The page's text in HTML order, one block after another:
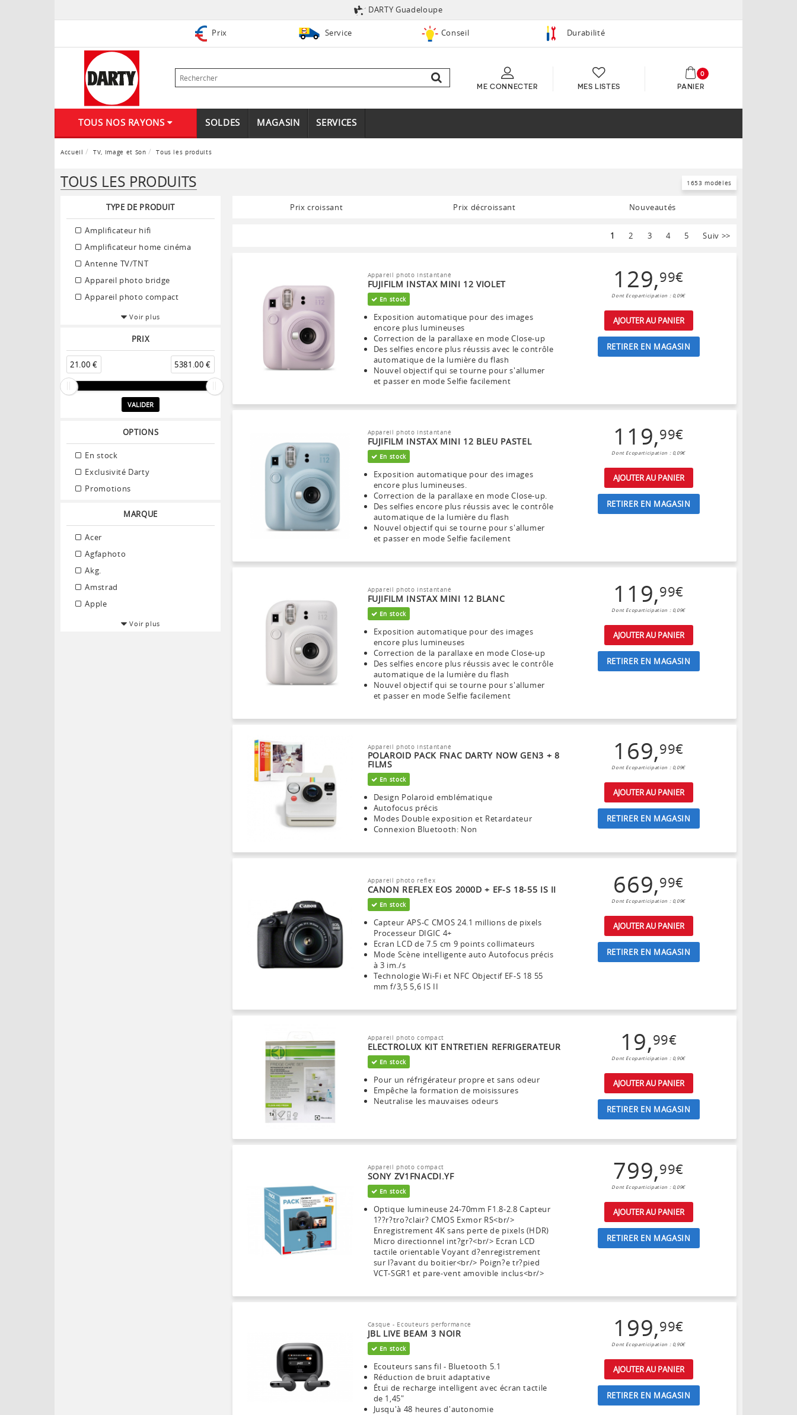
DARTY Guadeloupe
Prix Service Conseil Durabilité
ME CONNECTER MES LISTES PANIER
0
TOUS NOS RAYONS SOLDES MAGASIN SERVICES
Accueil TV, Image et Son Tous les produits
TOUS LES PRODUITS 1653 modèles
TYPE DE PRODUIT
Amplificateur hifi
Amplificateur home cinéma
Antenne TV/TNT
Appareil photo bridge
Appareil photo compact
Voir plus
PRIX
21.00 € 5381.00 €
VALIDER
OPTIONS
En stock
Exclusivité Darty
Promotions
MARQUE
Acer
Agfaphoto
Akg.
Amstrad
Apple
Voir plus
Prix croissant Prix décroissant Nouveautés
1 2 3 4 5 Suiv >>
Appareil photo instantané
FUJIFILM INSTAX MINI 12 VIOLET
En stock
Exposition automatique pour des images
encore plus lumineuses
Correction de la parallaxe en mode Close-up
Des selfies encore plus réussis avec le contrôle
automatique de la lumière du flash
Nouvel objectif qui se tourne pour s'allumer
et passer en mode Selfie facilement
129,99€
Dont Ecoparticipation : 0,09€
AJOUTER AU PANIER
RETIRER EN MAGASIN
Appareil photo instantané
FUJIFILM INSTAX MINI 12 BLEU PASTEL
En stock
Exposition automatique pour des images
encore plus lumineuses.
Correction de la parallaxe en mode Close-up.
Des selfies encore plus réussis avec le contrôle
automatique de la lumière du flash
Nouvel objectif qui se tourne pour s'allumer
et passer en mode Selfie facilement
119,99€
Dont Ecoparticipation : 0,09€
AJOUTER AU PANIER
RETIRER EN MAGASIN
Appareil photo instantané
FUJIFILM INSTAX MINI 12 BLANC
En stock
Exposition automatique pour des images
encore plus lumineuses
Correction de la parallaxe en mode Close-up
Des selfies encore plus réussis avec le contrôle
automatique de la lumière du flash
Nouvel objectif qui se tourne pour s'allumer
et passer en mode Selfie facilement
119,99€
Dont Ecoparticipation : 0,09€
AJOUTER AU PANIER
RETIRER EN MAGASIN
Appareil photo instantané
POLAROID PACK FNAC DARTY NOW GEN3 + 8
FILMS
En stock
Design Polaroid emblématique
Autofocus précis
Modes Double exposition et Retardateur
Connexion Bluetooth: Non
169,99€
Dont Ecoparticipation : 0,09€
AJOUTER AU PANIER
RETIRER EN MAGASIN
Appareil photo reflex
CANON REFLEX EOS 2000D + EF-S 18-55 IS II
En stock
Capteur APS-C CMOS 24.1 millions de pixels
Processeur DIGIC 4+
Ecran LCD de 7.5 cm 9 points collimateurs
Mode Scène intelligente auto Autofocus précis
à 3 im./s
Technologie Wi-Fi et NFC Objectif EF-S 18 55
mm f/3,5 5,6 IS II
669,99€
Dont Ecoparticipation : 0,09€
AJOUTER AU PANIER
RETIRER EN MAGASIN
Appareil photo compact
ELECTROLUX KIT ENTRETIEN REFRIGERATEUR
En stock
Pour un réfrigérateur propre et sans odeur
Empêche la formation de moisissures
Neutralise les mauvaises odeurs
19,99€
Dont Ecoparticipation : 0,90€
AJOUTER AU PANIER
RETIRER EN MAGASIN
Appareil photo compact
SONY ZV1FNACDI.YF
En stock
Optique lumineuse 24-70mm F1.8-2.8 Capteur
1??r?tro?clair? CMOS Exmor RS<br/>
Enregistrement 4K sans perte de pixels (HDR)
Micro directionnel int?gr?<br/> Ecran LCD
tactile orientable Voyant d?enregistrement
sur l?avant du boitier<br/> Poign?e tr?pied
VCT-SGR1 et pare-vent amovible inclus<br/>
799,99€
Dont Ecoparticipation : 0,09€
AJOUTER AU PANIER
RETIRER EN MAGASIN
Casque - Ecouteurs performance
JBL LIVE BEAM 3 NOIR
En stock
Ecouteurs sans fil - Bluetooth 5.1
Réduction de bruit adaptative
Étui de recharge intelligent avec écran tactile
de 1,45"
Jusqu'à 48 heures d'autonomie
199,99€
Dont Ecoparticipation : 0,90€
AJOUTER AU PANIER
RETIRER EN MAGASIN